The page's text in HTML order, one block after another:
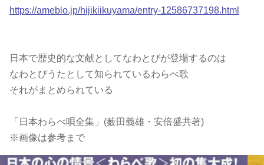
https://ameblo.jp/hijikiikuyama/entry-12586737198.html
日本で歴史的な文献としてなわとびが登場するのは
なわとびうたとして知られているわらべ歌
それがまとめられている
「日本わらべ唄全集」(薮田義雄・安倍盛共著)
※画像は参考まで